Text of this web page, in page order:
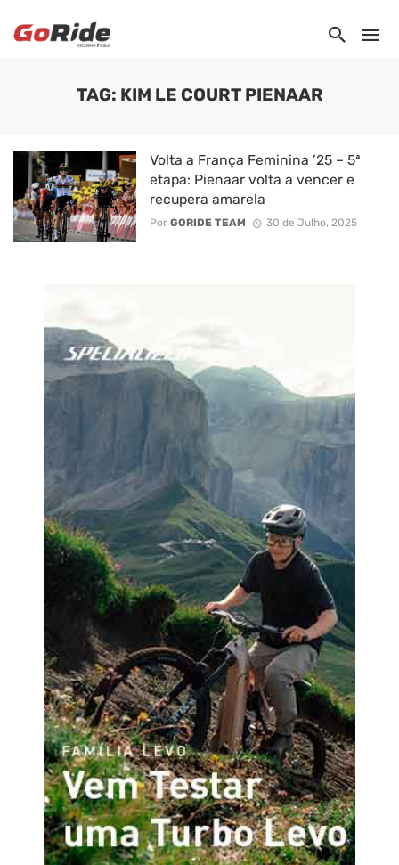
TAG: KIM LE COURT PIENAAR
Volta a França Feminina ’25 – 5ª
etapa: Pienaar volta a vencer e
recupera amarela
Por GORIDE TEAM 30 de Julho, 2025